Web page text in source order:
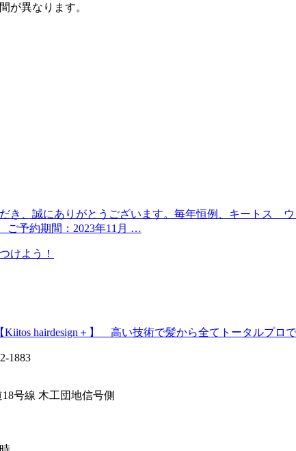
が異なります。
き、誠にありがとうございます。毎年恒例、キートス
ご予約期間：2023年11月 …
号線 木工団地信号側